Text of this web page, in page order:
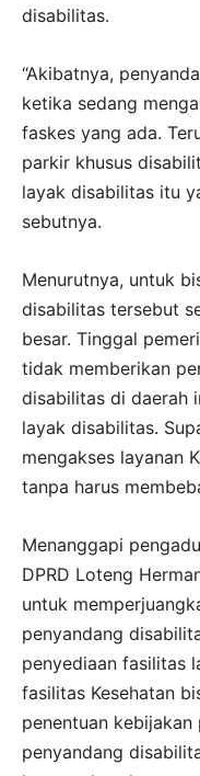
disabilitas.
“Akibatnya,
ketika sedang
faskes yang ada.
parkir khusus
layak disabilitas itu
sebutnya.
Menurutnya, untuk
disabilitas tersebut
besar. Tinggal
tidak memberikan
disabilitas di daerah
layak disabilitas.
mengakses layanan
tanpa harus
Menanggapi
DPRD Loteng
untuk
penyandang
penyediaan fasilitas
fasilitas Kesehatan
penentuan kebijakan
penyandang